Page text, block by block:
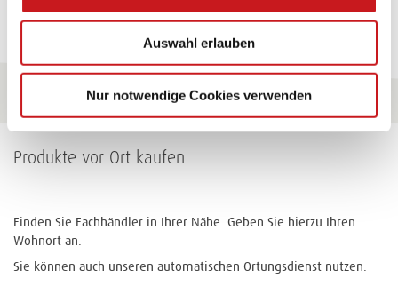
Auswahl erlauben
Nur notwendige Cookies verwenden
Produkte vor Ort kaufen
Finden Sie Fachhändler in Ihrer Nähe. Geben Sie hierzu Ihren
Wohnort an.
Sie können auch unseren automatischen Ortungsdienst nutzen.